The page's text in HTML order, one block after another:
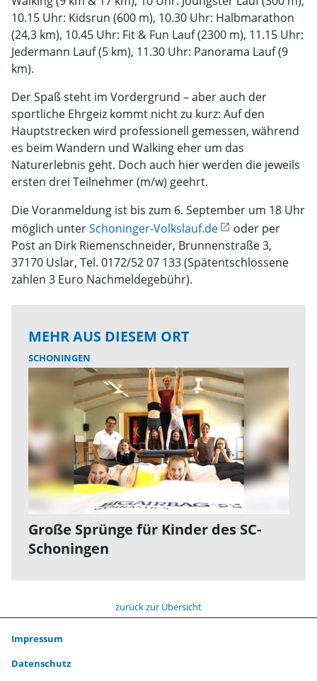
10.15 Uhr: Kidsrun (600 m), 10.30 Uhr: Halbmarathon
(24,3 km), 10.45 Uhr: Fit & Fun Lauf (2300 m), 11.15 Uhr:
Jedermann Lauf (5 km), 11.30 Uhr: Panorama Lauf (9
km).
Der Spaß steht im Vordergrund – aber auch der
sportliche Ehrgeiz kommt nicht zu kurz: Auf den
Hauptstrecken wird professionell gemessen, während
es beim Wandern und Walking eher um das
Naturerlebnis geht. Doch auch hier werden die jeweils
ersten drei Teilnehmer (m/w) geehrt.
Die Voranmeldung ist bis zum 6. September um 18 Uhr
möglich unterSchoninger-Volkslauf.de
oder per
Post an Dirk Riemenschneider, Brunnenstraße 3,
37170 Uslar, Tel. 0172/52 07 133 (Spätentschlossene
zahlen 3 Euro Nachmeldegebühr).
MEHR AUS DIESEM ORT
SCHONINGEN
Große Sprünge für Kinder des SC-
Schoningen
zurück zur Übersicht
Impressum
Datenschutz